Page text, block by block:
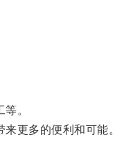
。
更多的便利和可能。